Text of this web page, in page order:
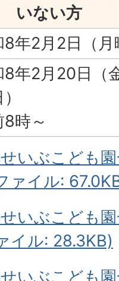
いない方
8年2月2日（月
8年2月20日（
時～
いぶこども
ァイル:
いぶこども
イル: 28.3KB)
いぶこども